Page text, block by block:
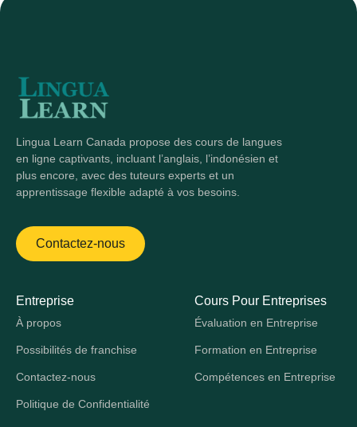
Lingua Learn Canada propose des cours de langues
en ligne captivants, incluant l’anglais, l’indonésien et
plus encore, avec des tuteurs experts et un
apprentissage flexible adapté à vos besoins.
Contactez-nous
Entreprise
À propos
Possibilités de franchise
Contactez-nous
Politique de Confidentialité
Cours Pour Entreprises
Évaluation en Entreprise
Formation en Entreprise
Compétences en Entreprise